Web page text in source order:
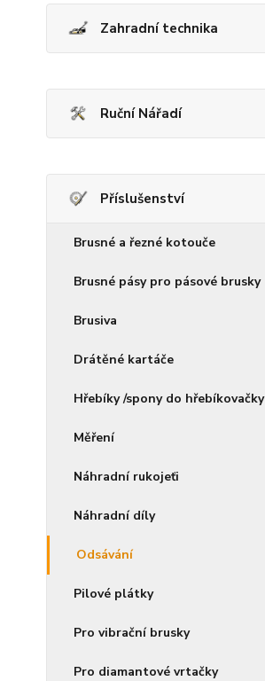
Zahradní technika
Ruční Nářadí
Příslušenství
Brusné a řezné kotouče
Brusné pásy pro pásové brusky
Brusiva
Drátěné kartáče
Hřebíky /spony do hřebíkovačky
Měření
Náhradní rukojeťi
Náhradní díly
Odsávání
Pilové plátky
Pro vibrační brusky
Pro diamantové vrtačky